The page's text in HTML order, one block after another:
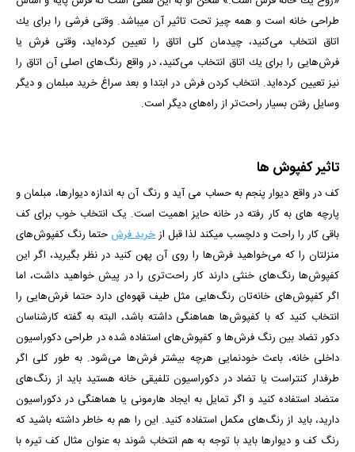
طراحی خانه است و همه چیز تحت تاثیر آن می­باشد. وقتی فرشی را برای یك
اتاق انتخاب می‌كنید، چیدمان كلی اتاق را تعیین كرده‌اید، وقتی فرش یا
فرش‌هایی را برای یك اتاق انتخاب می‌كنید، در واقع رنگ‌های اصلی آن اتاق را
نیز تعیین كرده‌اید. انتخاب کردن فرش در ابتدا و بعد سراغ خرید مبلمان و دیگر
وسایل رفتن بسیار راحت‌تر از راه‌های دیگر است.
تاثیر کفپوش ها
کف در واقع دیوار پنجم به حساب می­ آید و رنگ آن به اندازه دیوارها، مبلمان و
پارچه ­های به کار رفته در خانه حایز اهمیت است. یک انتخاب خوب برای کف
باقی کار را راحت و دلچسب می­کند لذا قبل ازخرید فرش حتما رنگ کفپوش‌های
منزلتان را که می‌خواهید فرش‌ها را روی آن پهن کنید در نظر بگیرید، اگر این
کفپوش‌ها رنگ‌های خنثی دارند کار راحت‌تری را در پیش خواهید داشت، اما
اگر کفپوش‌های خانه‌تان رنگ‌هایی مثل طیف قهوه‌ای دارد حتما فرش‌هایی را
انتخاب کنید که با کفپوش‌ها هماهنگی داشته باشد، البته به گفته کارشناسان
دکور تضاد بین رنگ فرش‌ها و کفپوش‌های استفاده شده در طراحی دکوراسیون
داخلی خانه، باعث خودنمایی هرچه بیشتر فرش‌ها می‌شود. به طور کلی اگر
طرفدار کنتراست یا تضاد در دکوراسیون تلفیقی خانه هستید باید از رنگ‌های
متضاد استفاده کنید و اگر تمایل به ایجاد هارمونی یا هماهنگی در دکوراسیون
دارید، باید از رنگ‌های مکمل استفاده کنید. این را هم به خاطر داشته باشید که
رنگ کف و دیوارها باید با توجه به هم انتخاب شوند به عنوان مثال کف تیره با